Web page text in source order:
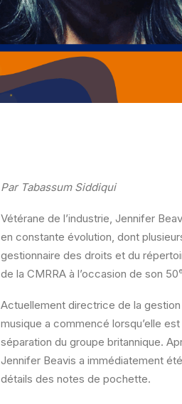
Par Tabassum Siddiqui
Vétérane de l’industrie, Jennifer
en constante évolution, dont
gestionnaire des droits et du
de la CMRRA à l’occasion de son 50e
Actuellement directrice de la
musique a commencé lorsqu’elle
séparation du groupe britannique.
Jennifer Beavis a immédiatement
détails des notes de pochette.